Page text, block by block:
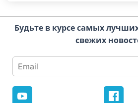
Будьте в курсе самых
свежих